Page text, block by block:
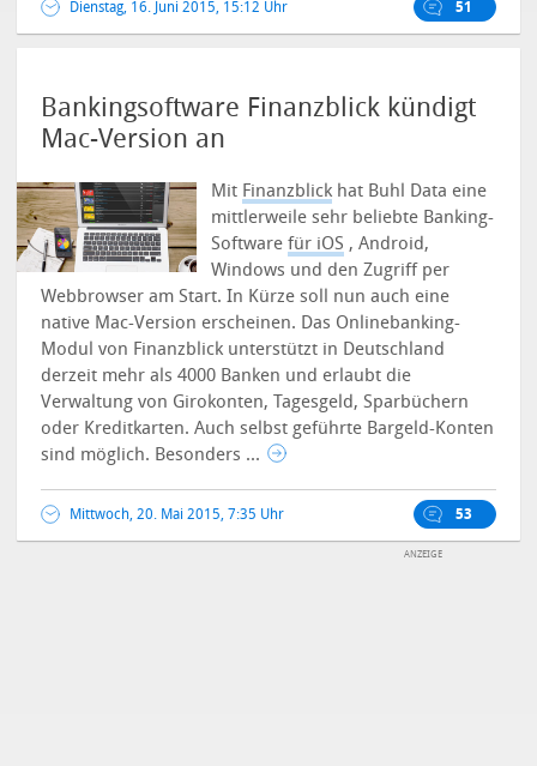
Dienstag, 16. Juni 2015, 15:12 Uhr 51
Bankingsoftware Finanzblick kündigt
Mac-Version an
Mit Finanzblick hat Buhl Data eine
mittlerweile sehr beliebte Banking-
Softwarefür iOS , Android,
Windows und den Zugriff per
Webbrowser am Start. In Kürze soll nun auch eine
native Mac-Version erscheinen. Das Onlinebanking-
Modul von Finanzblick unterstützt in Deutschland
derzeit mehr als 4000 Banken und erlaubt die
Verwaltung von Girokonten, Tagesgeld, Sparbüchern
oder Kreditkarten. Auch selbst geführte Bargeld-Konten
sind möglich. Besonders ...
Mittwoch, 20. Mai 2015, 7:35 Uhr 53